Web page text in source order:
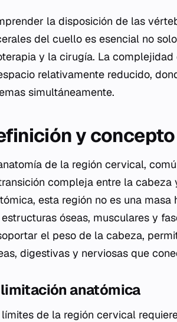
la disposición de las
del cuello es esencial no
y la cirugía. La
relativamente reducido,
simultáneamente.
y concepto
de la región cervical,
compleja entre la
esta región no es una
óseas, musculares y
el peso de la cabeza,
digestivas y nerviosas que
anatómica
límites de la región cervical